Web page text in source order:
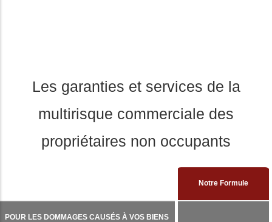
Les garanties et services de la
multirisque commerciale des
propriétaires non occupants
Notre Formule
POUR LES DOMMAGES CAUSÉS À VOS BIENS